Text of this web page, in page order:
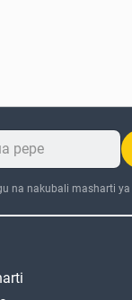
na nakubali masharti ya